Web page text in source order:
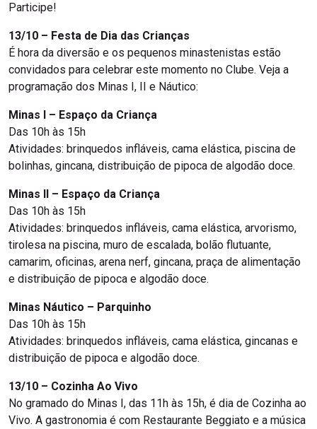
Participe!
13/10 – Festa de Dia das Crianças
É hora da diversão e os pequenos minastenistas estão
convidados para celebrar este momento no Clube. Veja a
programação dos Minas I, II e Náutico:
Minas I – Espaço da Criança
Das 10h às 15h
Atividades: brinquedos infláveis, cama elástica, piscina de
bolinhas, gincana, distribuição de pipoca de algodão doce.
Minas II – Espaço da Criança
Das 10h às 15h
Atividades: brinquedos infláveis, cama elástica, arvorismo,
tirolesa na piscina, muro de escalada, bolão flutuante,
camarim, oficinas, arena nerf, gincana, praça de alimentação
e distribuição de pipoca e algodão doce.
Minas Náutico – Parquinho
Das 10h às 15h
Atividades: brinquedos infláveis, cama elástica, gincanas e
distribuição de pipoca e algodão doce.
13/10 – Cozinha Ao Vivo
No gramado do Minas I, das 11h às 15h, é dia de Cozinha ao
Vivo. A gastronomia é com Restaurante Beggiato e a música